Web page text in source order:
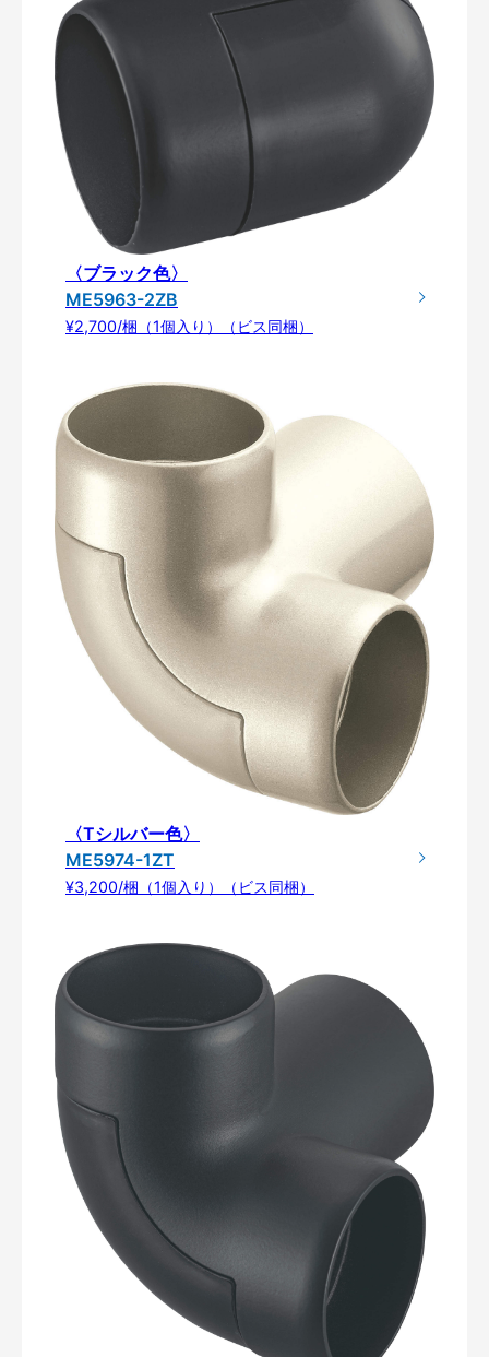
〈ブラック色〉
ME5963-2ZB
¥2,700/梱（1個入り）（ビス同梱）
〈Tシルバー色〉
ME5974-1ZT
¥3,200/梱（1個入り）（ビス同梱）